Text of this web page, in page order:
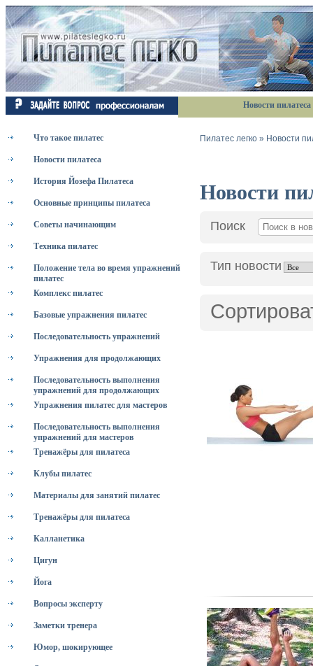
Новости пилатеса
Что такое пилатес
Новости пилатеса
История Йозефа Пилатеса
Основные принципы пилатеса
Советы начинающим
Техника пилатес
Положение тела во время упражнений
пилатес
Комплекс пилатес
Базовые упражнения пилатес
Последовательность упражнений
Упражнения для продолжающих
Последовательность выполнения
упражнений для продолжающих
Упражнения пилатес для мастеров
Последовательность выполнения
упражнений для мастеров
Тренажёры для пилатеса
Клубы пилатес
Материалы для занятий пилатес
Тренажёры для пилатеса
Калланетика
Цигун
Йога
Вопросы эксперту
Заметки тренера
Юмор, шокирующее
Пилатес легко » Новости
Новости
Поиск
Тип новости